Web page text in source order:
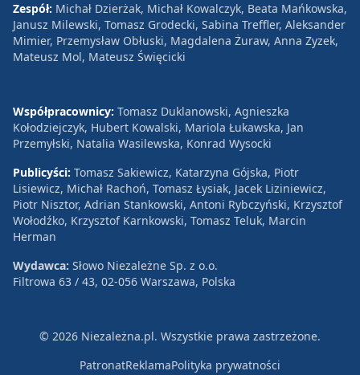
Zespół: Michał Dzierżak, Michał Kowalczyk, Beata Mańkowska,
Janusz Milewski, Tomasz Grodecki, Sabina Treffler, Aleksander
Mimier, Przemysław Obłuski, Magdalena Żuraw, Anna Zyzek,
Mateusz Mol, Mateusz Święcicki
Współpracownicy: Tomasz Duklanowski, Agnieszka
Kołodziejczyk, Hubert Kowalski, Mariola Łukawska, Jan
Przemyłski, Natalia Wasilewska, Konrad Wysocki
Publicyści: Tomasz Sakiewicz, Katarzyna Gójska, Piotr
Lisiewicz, Michał Rachoń, Tomasz Łysiak, Jacek Liziniewicz,
Piotr Nisztor, Adrian Stankowski, Antoni Rybczyński, Krzysztof
Wołodźko, Krzysztof Karnkowski, Tomasz Teluk, Marcin
Herman
Wydawca: Słowo Niezależne Sp. z o.o.
Filtrowa 63 / 43, 02-056 Warszawa, Polska
© 2026 Niezależna.pl. Wszystkie prawa zastrzeżone.
PatronatReklamaPolityka prywatności